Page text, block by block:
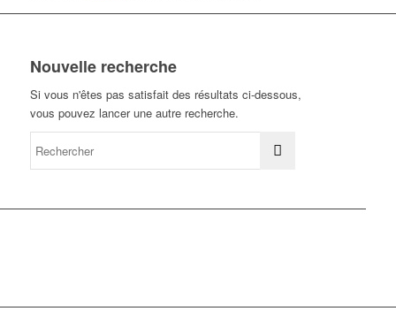
Nouvelle recherche
Si vous n'êtes pas satisfait des résultats ci-dessous,
vous pouvez lancer une autre recherche.